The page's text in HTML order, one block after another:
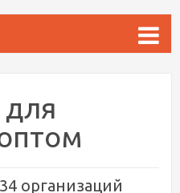
организаций